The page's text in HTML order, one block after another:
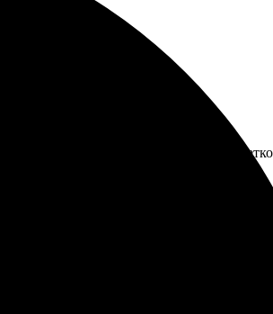
ясны. Картинка получилась яркой и